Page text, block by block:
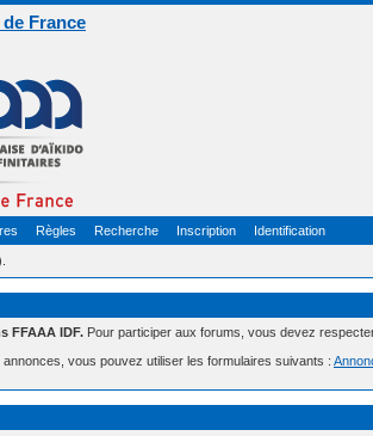
France
Règles Recherche Inscription Identification
FFAAA IDF. Pour participer aux forums, vous devez
annonces, vous pouvez utiliser les formulaires suivants :